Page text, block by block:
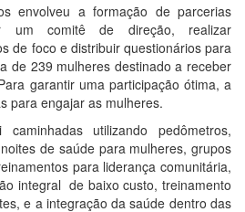
envolveu a formação de parcerias
um comitê de direção, realizar
de foco e distribuir questionários para
de 239 mulheres destinado a receber
garantir uma participação ótima, a
para engajar as mulheres.
utilizando pedômetros,
de saúde para mulheres, grupos
para liderança comunitária,
integral de baixo custo, treinamento
e a integração da saúde dentro das